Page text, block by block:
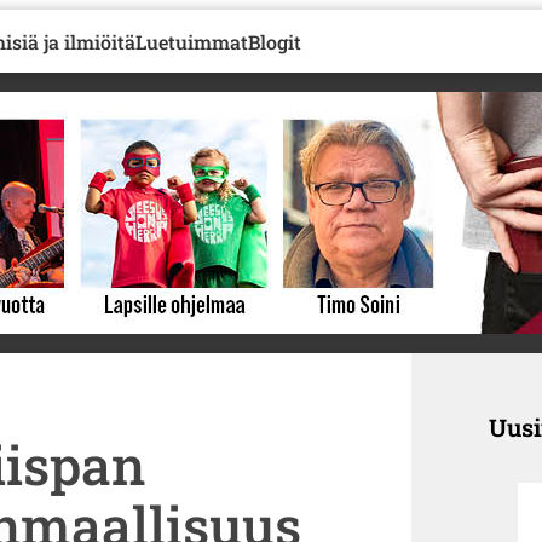
ja ilmiöitäLuetuimmatBlogit